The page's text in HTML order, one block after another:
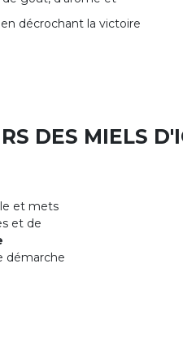
décrochant la victoire
DES MIELS
et mets
et de
démarche